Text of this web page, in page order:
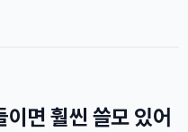
이면 훨씬 쓸모 있어